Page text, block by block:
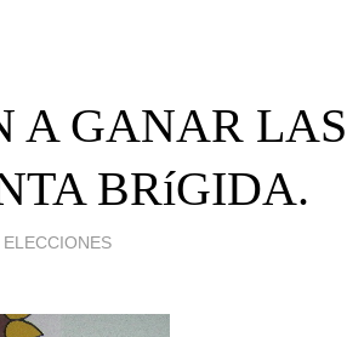
A GANAR LAS
BRíGIDA.
ELECCIONES